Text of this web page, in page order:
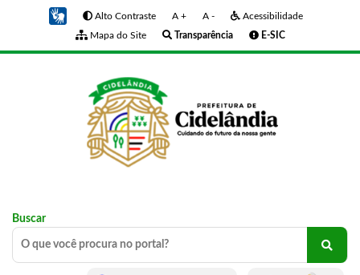
Alto Contraste A + A -
Acessibilidade
Mapa do Site
Transparência E-SIC
Buscar